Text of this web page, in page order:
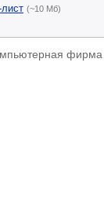
(~10 Мб)